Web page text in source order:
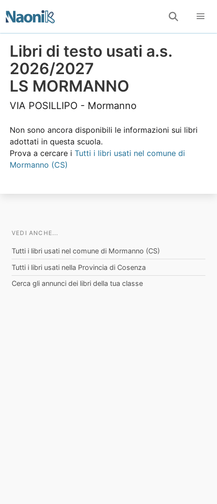
Libri di testo usati a.s.
2026/2027
LS MORMANNO
VIA POSILLIPO - Mormanno
Non sono ancora disponibili le informazioni sui libri
adottati in questa scuola.
Prova a cercare i Tutti i libri usati nel comune di
Mormanno (CS)
VEDI ANCHE...
Tutti i libri usati nel comune di Mormanno (CS)
Tutti i libri usati nella Provincia di Cosenza
Cerca gli annunci dei libri della tua classe